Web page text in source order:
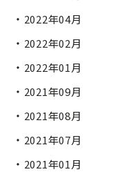
2022年04月
2022年02月
2022年01月
2021年09月
2021年08月
2021年07月
2021年01月